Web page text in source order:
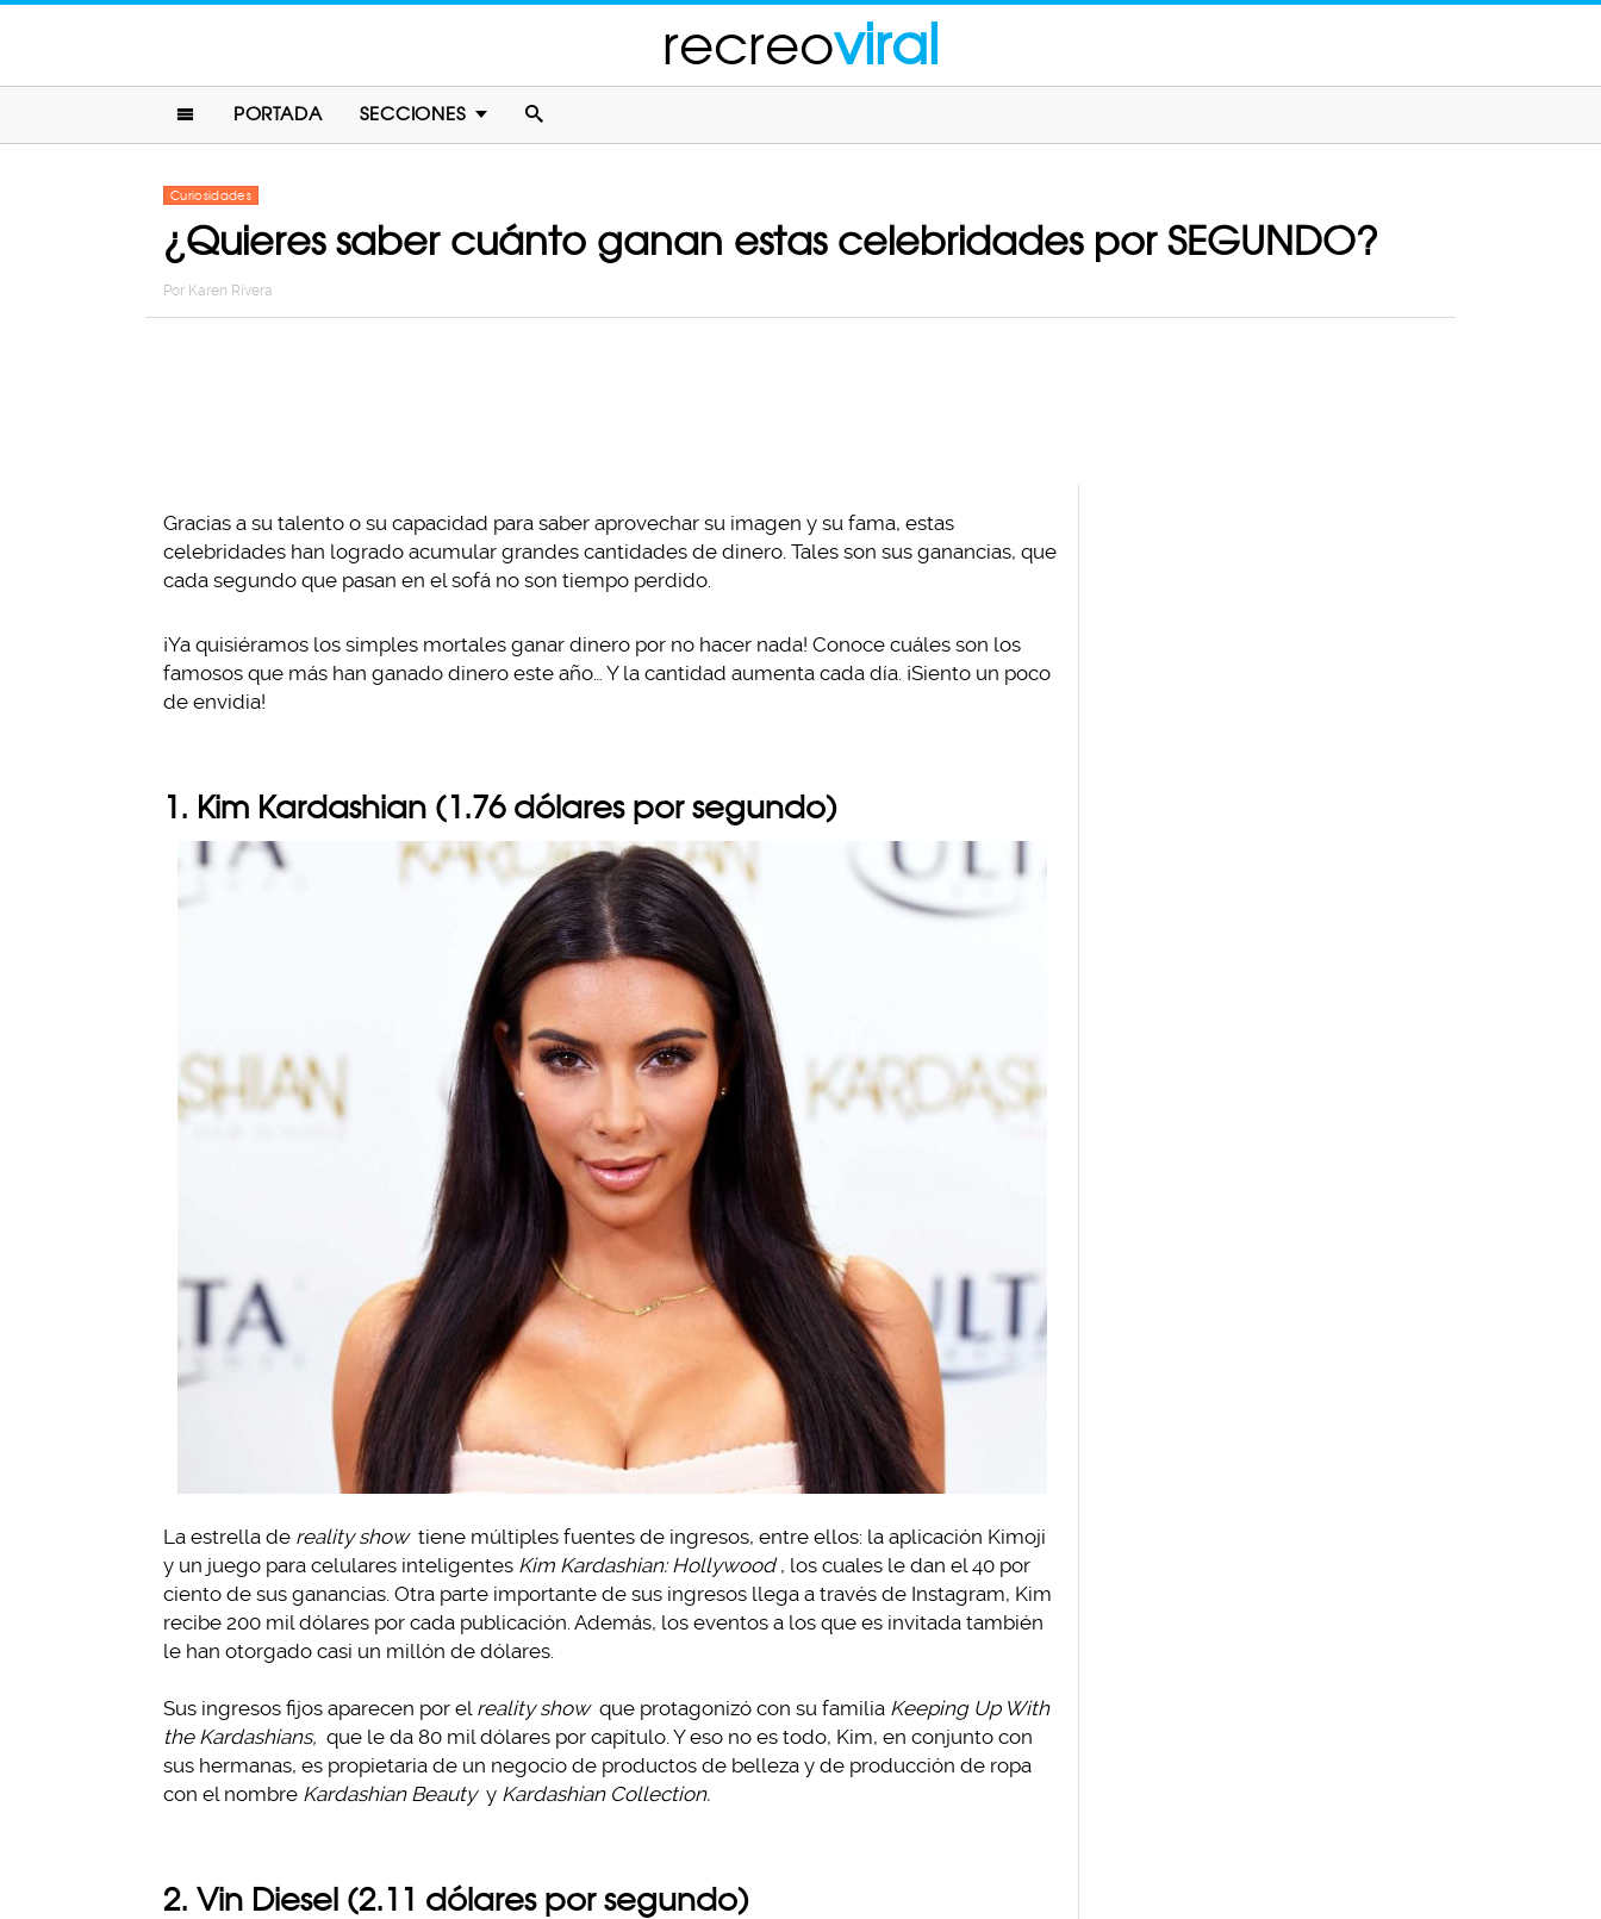
recreoviral
PORTADA SECCIONES
Curiosidades
¿Quieres saber cuánto ganan estas celebridades por SEGUNDO?
Por Karen Rivera
Gracias a su talento o su capacidad para saber aprovechar su imagen y su fama, estas
celebridades han logrado acumular grandes cantidades de dinero. Tales son sus ganancias, que
cada segundo que pasan en el sofá no son tiempo perdido.
¡Ya quisiéramos los simples mortales ganar dinero por no hacer nada! Conoce cuáles son los
famosos que más han ganado dinero este año… Y la cantidad aumenta cada día. ¡Siento un poco
de envidia!
1. Kim Kardashian (1.76 dólares por segundo)
La estrella de reality show tiene múltiples fuentes de ingresos, entre ellos: la aplicación Kimoji
y un juego para celulares inteligentes Kim Kardashian: Hollywood , los cuales le dan el 40 por
ciento de sus ganancias. Otra parte importante de sus ingresos llega a través de Instagram, Kim
recibe 200 mil dólares por cada publicación. Además, los eventos a los que es invitada también
le han otorgado casi un millón de dólares.
Sus ingresos fijos aparecen por el reality show que protagonizó con su familia Keeping Up With
the Kardashians, que le da 80 mil dólares por capítulo. Y eso no es todo, Kim, en conjunto con
sus hermanas, es propietaria de un negocio de productos de belleza y de producción de ropa
con el nombre Kardashian Beauty yKardashian Collection.
2. Vin Diesel (2.11 dólares por segundo)